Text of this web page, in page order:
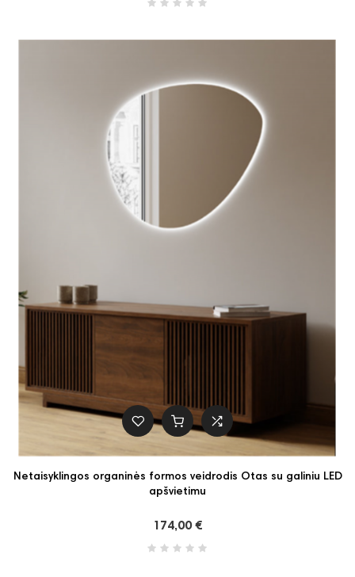
Netaisyklingos organinės formos veidrodis Otas su galiniu LED
apšvietimu
174,00 €